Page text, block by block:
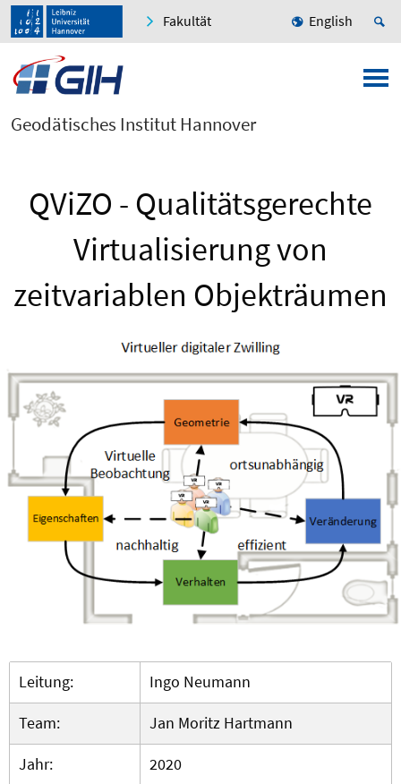
Fakultät English
Geodätisches Institut Hannover
QViZO - Qualitätsgerechte
Virtualisierung von
zeitvariablen Objekträumen
Leitung:
Ingo Neumann
Team:
Jan Moritz Hartmann
Jahr:
2020